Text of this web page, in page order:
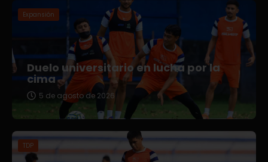
Expansión
Duelo universitario en lucha por la
cima
5 de agosto de 2026
TDP